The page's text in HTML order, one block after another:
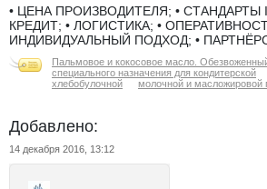
• ЦЕНА ПРОИЗВОДИТЕЛЯ; • СТАНДАРТЫ
КРЕДИТ; • ЛОГИСТИКА; •
ИНДИВИДУАЛЬНЫЙ ПОДХОД; •
Пальмовое и кокосовое масло.
специального назначения для кондитерской
хлебобулочной
молочной и масложировой
Добавлено:
14 декабря 2016, 13:12